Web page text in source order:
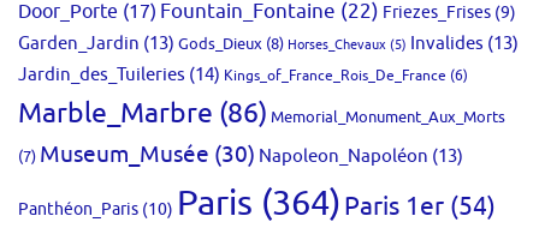
Door_Porte (17) Fountain_Fontaine (22) Friezes_Frises (9)
Garden_Jardin (13) Gods_Dieux (8) Horses_Chevaux (5) Invalides (13)
Jardin_des_Tuileries (14) Kings_of_France_Rois_De_France (6)
Marble_Marbre (86) Memorial_Monument_Aux_Morts
(7) Museum_Musée (30) Napoleon_Napoléon (13)
Panthéon_Paris (10) Paris (364)Paris 1er (54)